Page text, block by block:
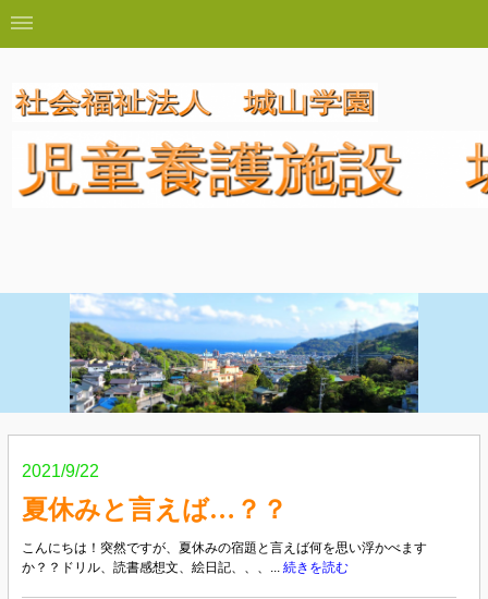
2021/9/22
夏休みと言えば…？？
こんにちは！突然ですが、夏休みの宿題と言えば何を思い浮かべます
か？？ドリル、読書感想文、絵日記、、、... 続きを読む